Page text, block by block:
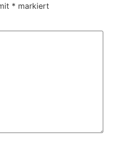
* markiert